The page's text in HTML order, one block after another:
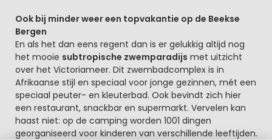
Ook bij minder weer een topvakantie op de Beekse
Bergen
En als het dan eens regent dan is er gelukkig altijd nog
het mooie subtropische zwemparadijs met uitzicht
over het Victoriameer. Dit zwembadcomplex is in
Afrikaanse stijl en speciaal voor jonge gezinnen, mét een
speciaal peuter- en kleuterbad. Ook bevindt zich hier
een restaurant, snackbar en supermarkt. Vervelen kan
haast niet: op de camping worden 1001 dingen
georganiseerd voor kinderen van verschillende leeftijden.